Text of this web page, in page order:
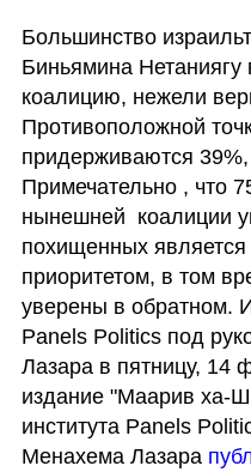
Большинство
Биньямина
коалицию, нежели
Противоположной
придерживаются
Примечательно , что
нынешней  коалиции
похищенных является
приоритетом, в том
уверены в обратном.
Panels Politics под
Лазара в пятницу, 14
издание "Маарив ха-
института Panels
Менахема Лазара